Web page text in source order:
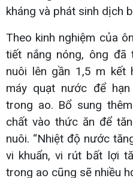
kháng và phát sinh dịch
Theo kinh nghiệm của
tiết nắng nóng, ông
nuôi lên gần 1,5 m kết
máy quạt nước để
trong ao. Bổ sung
chất vào thức ăn để
nuôi. “Nhiệt độ nước
vi khuẩn, vi rút bất lợi
trong ao cũng sẽ nhiều